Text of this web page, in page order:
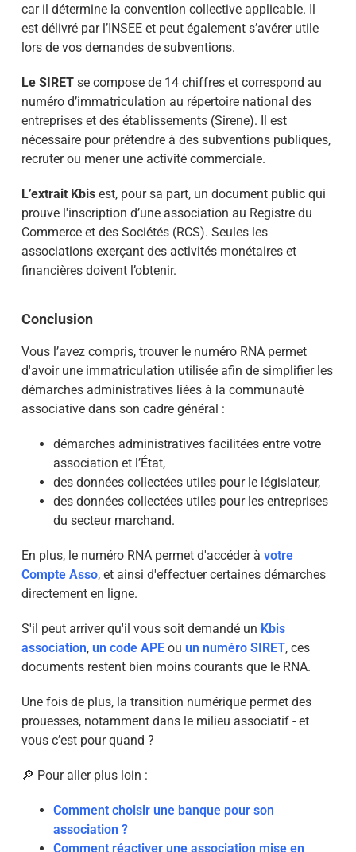
car il détermine la convention collective applicable. Il
est délivré par l’INSEE et peut également s’avérer utile
lors de vos demandes de subventions.
Le SIRETse compose de 14 chiffres et correspond au
numéro d’immatriculation au répertoire national des
entreprises et des établissements (Sirene). Il est
nécessaire pour prétendre à des subventions publiques,
recruter ou mener une activité commerciale.
L’extrait Kbisest, pour sa part, un document public qui
prouve l'inscription d’une association au Registre du
Commerce et des Sociétés (RCS). Seules les
associations exerçant des activités monétaires et
financières doivent l’obtenir.
Conclusion
Vous l’avez compris, trouver le numéro RNA permet
d'avoir une immatriculation utilisée afin de simplifier les
démarches administratives liées à la communauté
associative dans son cadre général :
démarches administratives facilitées entre votre
association et l’État,
des données collectées utiles pour le législateur,
des données collectées utiles pour les entreprises
du secteur marchand.
En plus, le numéro RNA permet d'accéder à votre
Compte Asso, et ainsi d'effectuer certaines démarches
directement en ligne.
S'il peut arriver qu'il vous soit demandé un Kbis
association, un code APEou un numéro SIRET, ces
documents restent bien moins courants que le RNA.
Une fois de plus, la transition numérique permet des
prouesses, notamment dans le milieu associatif - et
vous c’est pour quand ?
🔎 Pour aller plus loin :
Comment choisir une banque pour son
association ?
Comment réactiver une association mise en